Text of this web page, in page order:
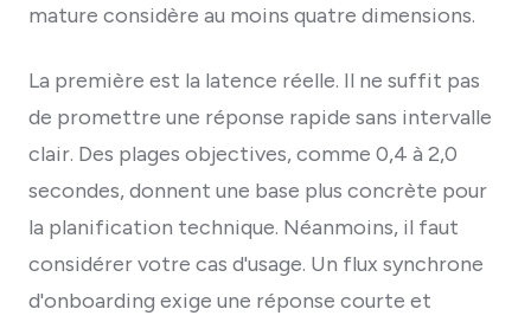
mature considère au moins quatre dimensions.
La première est la latence réelle. Il ne suffit pas
de promettre une réponse rapide sans intervalle
clair. Des plages objectives, comme 0,4 à 2,0
secondes, donnent une base plus concrète pour
la planification technique. Néanmoins, il faut
considérer votre cas d'usage. Un flux synchrone
d'onboarding exige une réponse courte et